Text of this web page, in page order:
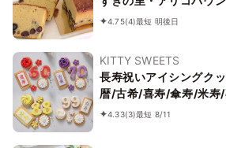
4.75(4)最短 明後日
KITTY SWEETS
長寿祝いアイシングク
暦/古希/喜寿/傘寿/米寿
4.33(3)最短 8/11